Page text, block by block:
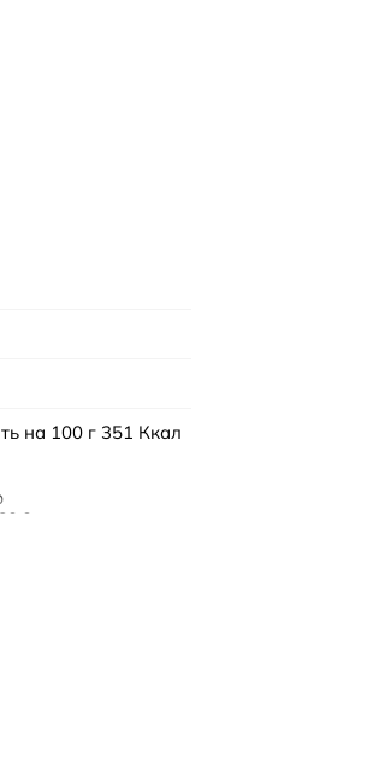
на 100 г 351 Ккал
ккал